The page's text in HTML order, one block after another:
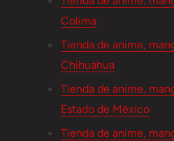
Colima
Tienda de anime,
Chihuahua
Tienda de anime,
Estado de México
Tienda de anime,